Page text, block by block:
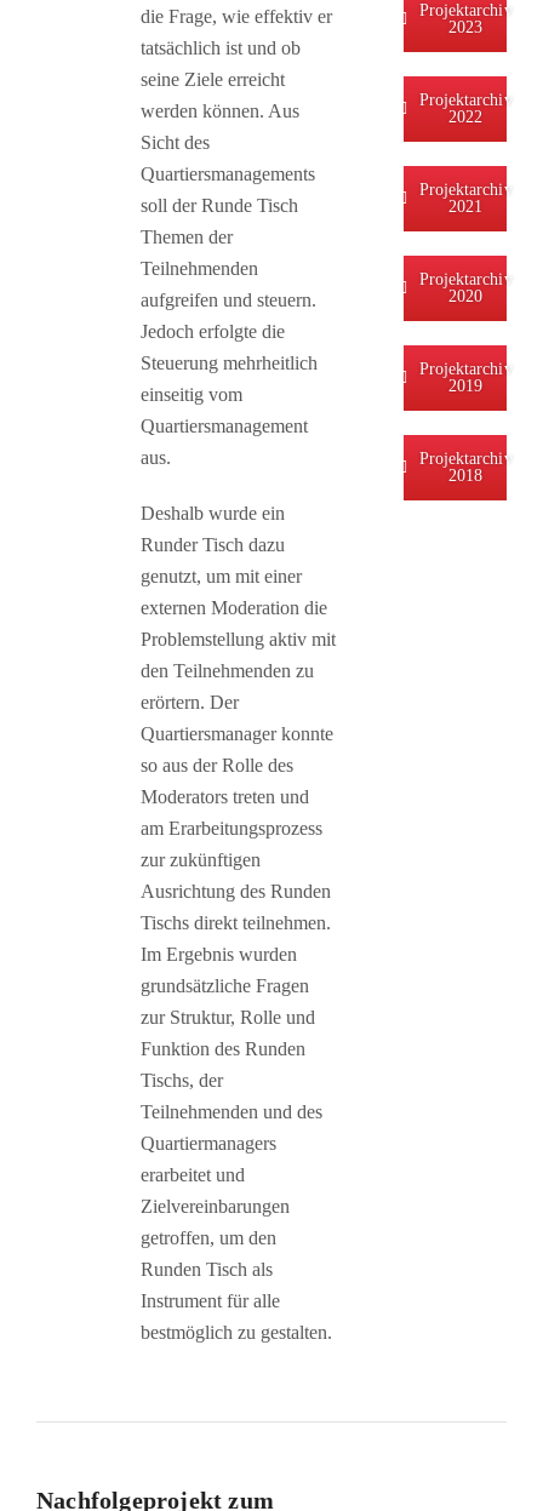
die Frage, wie effektiv er
tatsächlich ist und ob
seine Ziele erreicht
werden können. Aus
Sicht des
Quartiersmanagements
soll der Runde Tisch
Themen der
Teilnehmenden
aufgreifen und steuern.
Jedoch erfolgte die
Steuerung mehrheitlich
einseitig vom
Quartiersmanagement
aus.
Deshalb wurde ein
Runder Tisch dazu
genutzt, um mit einer
externen Moderation die
Problemstellung aktiv mit
den Teilnehmenden zu
erörtern. Der
Quartiersmanager konnte
so aus der Rolle des
Moderators treten und
am Erarbeitungsprozess
zur zukünftigen
Ausrichtung des Runden
Tischs direkt teilnehmen.
Im Ergebnis wurden
grundsätzliche Fragen
zur Struktur, Rolle und
Funktion des Runden
Tischs, der
Teilnehmenden und des
Quartiermanagers
erarbeitet und
Zielvereinbarungen
getroffen, um den
Runden Tisch als
Instrument für alle
bestmöglich zu gestalten.
Projektarchiv
2023
Projektarchiv
2022
Projektarchiv
2021
Projektarchiv
2020
Projektarchiv
2019
Projektarchiv
2018
Nachfolgeprojekt zum